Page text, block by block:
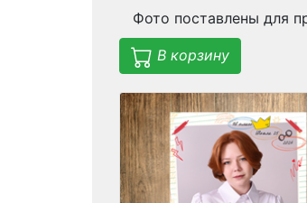
Фото поставлены для
В корзину